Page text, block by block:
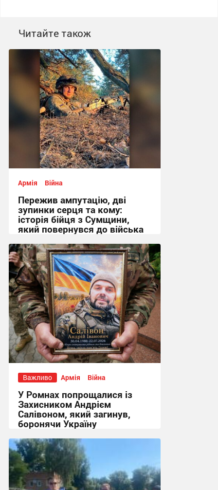
Читайте також
Армія Війна
Пережив ампутацію, дві
зупинки серця та кому:
історія бійця з Сумщини,
який повернувся до війська
09:24, 30.07.2026
Важливо Армія Війна
У Ромнах попрощалися із
Захисником Андрієм
Салівоном, який загинув,
боронячи Україну
13:36, 28.07.2026